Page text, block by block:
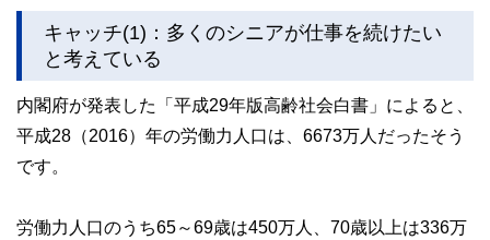
キャッチ(1)：多くのシニアが仕事を続けたい
と考えている
内閣府が発表した「平成29年版高齢社会白書」によると、
平成28（2016）年の労働力人口は、6673万人だったそう
です。
労働力人口のうち65～69歳は450万人、70歳以上は336万